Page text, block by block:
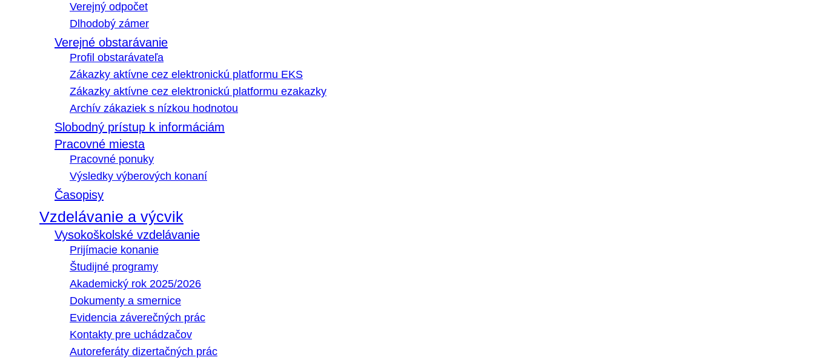
Verejný odpočet
Dlhodobý zámer
Verejné obstarávanie
Profil obstarávateľa
Zákazky aktívne cez elektronickú platformu EKS
Zákazky aktívne cez elektronickú platformu ezakazky
Archív zákaziek s nízkou hodnotou
Slobodný prístup k informáciám
Pracovné miesta
Pracovné ponuky
Výsledky výberových konaní
Časopisy
Vzdelávanie a výcvik
Vysokoškolské vzdelávanie
Prijímacie konanie
Študijné programy
Akademický rok 2025/2026
Dokumenty a smernice
Evidencia záverečných prác
Kontakty pre uchádzačov
Autoreferáty dizertačných prác